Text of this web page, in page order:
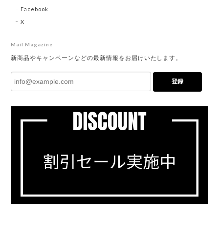
Facebook
X
Mail Magazine
新商品やキャンペーンなどの最新情報をお届けいたします。
登録